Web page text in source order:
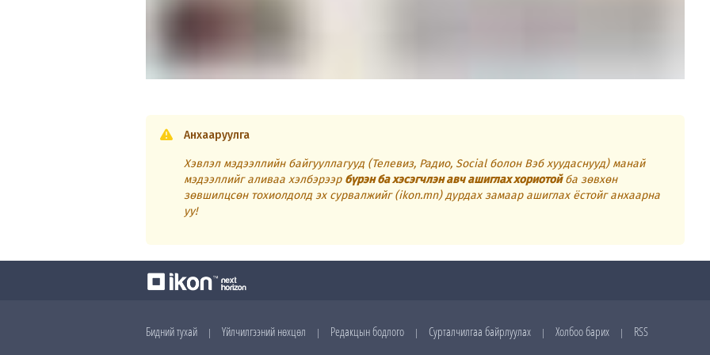
Анхааруулга
Хэвлэл мэдээллийн байгууллагууд (Телевиз, Радио, Social болон Вэб хуудаснууд) манай
мэдээллийг аливаа хэлбэрээр бүрэн ба хэсэгчлэн авч ашиглах хориотойба зөвхөн
зөвшилцсөн тохиолдолд эх сурвалжийг (ikon.mn) дурдах замаар ашиглах ёстойг анхаарна
уу!
Бидний тухай | Үйлчилгээний нөхцөл | Редакцын бодлого | Сурталчилгаа байрлуулах | Холбоо барих | RSS